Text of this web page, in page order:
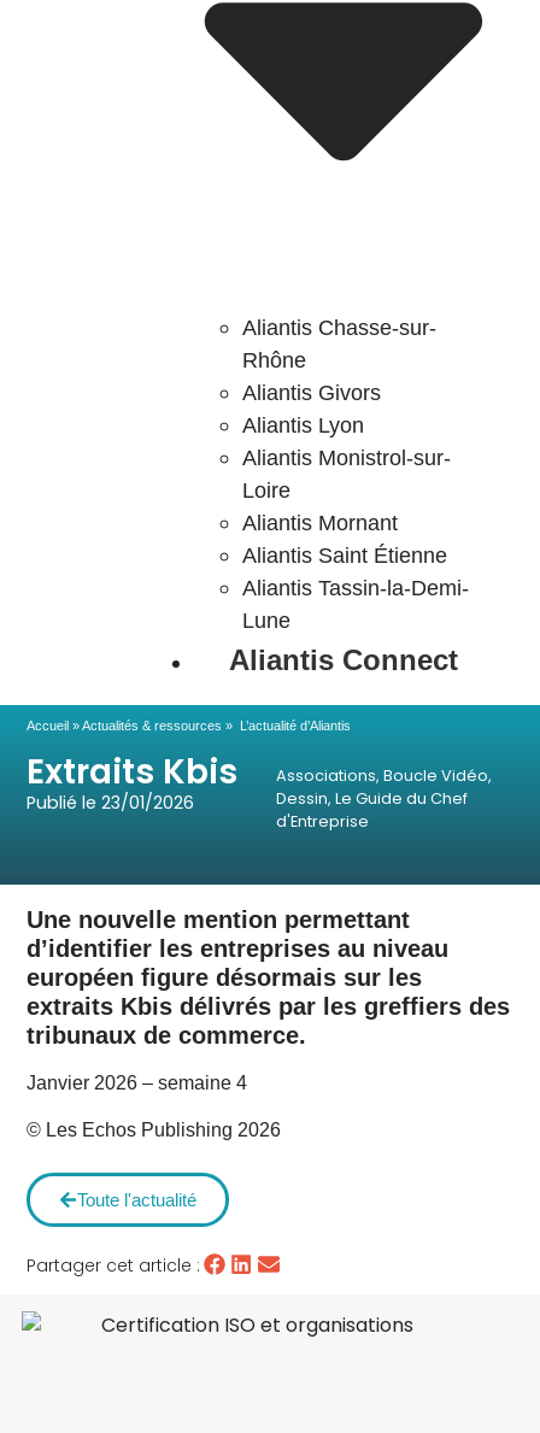
Aliantis Chasse-sur-
Rhône
Aliantis Givors
Aliantis Lyon
Aliantis Monistrol-sur-
Loire
Aliantis Mornant
Aliantis Saint Étienne
Aliantis Tassin-la-Demi-
Lune
Aliantis Connect
Accueil »Actualités & ressources » L’actualité d’Aliantis
Extraits Kbis
Publié le23/01/2026
Associations, Boucle Vidéo,
Dessin, Le Guide du Chef
d'Entreprise
Une nouvelle mention permettant
d’identifier les entreprises au niveau
européen figure désormais sur les
extraits Kbis délivrés par les greffiers des
tribunaux de commerce.
Janvier 2026 – semaine 4
© Les Echos Publishing 2026
Toute l'actualité
Partager cet article :